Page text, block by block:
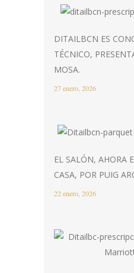
DITAILBCN ES
TÉCNICO,
MOSA.
27 enero, 2026
EL SALÓN, AHORA
CASA, POR PUIG
22 enero, 2026